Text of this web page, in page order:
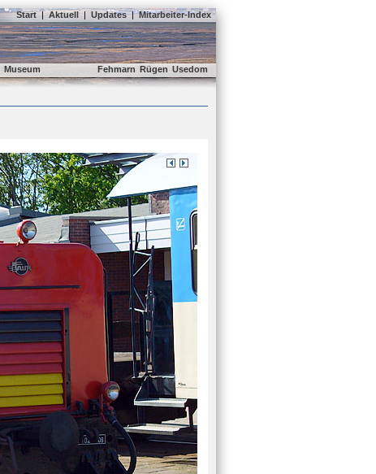
Start | Aktuell | Updates | Mitarbeiter-Index
Museum Fehmarn Rügen Usedom